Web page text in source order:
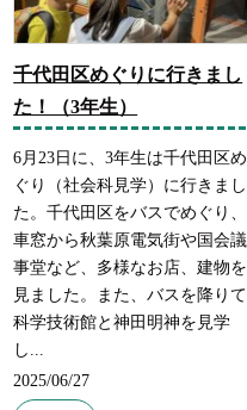
千代田区めぐりに行きまし
た！（3年生）
6月23日に、3年生は千代田区め
ぐり（社会科見学）に行きまし
た。千代田区をバスでめぐり、
車窓から秋葉原電気街や国会議
事堂など、多様なお店、建物を
見ました。また、バスを降りて
科学技術館と神田明神を見学
し...
2025/06/27